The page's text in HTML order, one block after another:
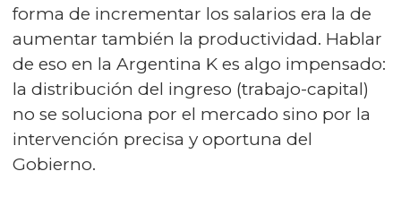
forma de incrementar los salarios era la de
aumentar también la productividad. Hablar
de eso en la Argentina K es algo impensado:
la distribución del ingreso (trabajo-capital)
no se soluciona por el mercado sino por la
intervención precisa y oportuna del
Gobierno.